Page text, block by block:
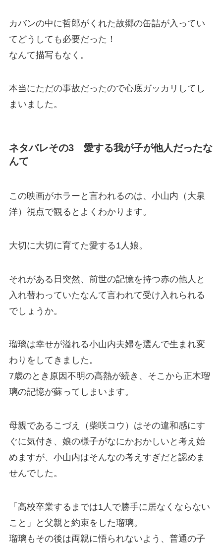
カバンの中に哲郎がくれた故郷の缶詰が入ってい
てどうしても必要だった！
なんて描写もなく。
本当にただの事故だったので心底ガッカリしてし
まいました。
ネタバレその3 愛する我が子が他人だったな
んて
この映画がホラーと言われるのは、小山内（大泉
洋）視点で観るとよくわかります。
大切に大切に育てた愛する1人娘。
それがある日突然、前世の記憶を持つ赤の他人と
入れ替わっていたなんて言われて受け入れられる
でしょうか。
瑠璃は幸せが溢れる小山内夫婦を選んで生まれ変
わりをしてきました。
7歳のとき原因不明の高熱が続き、そこから正木瑠
璃の記憶が蘇ってしまいます。
母親であるこづえ（柴咲コウ）はその違和感にす
ぐに気付き、娘の様子がなにかおかしいと考え始
めますが、小山内はそんなの考えすぎだと認めま
せんでした。
「高校卒業するまでは1人で勝手に居なくならない
こと」と父親と約束をした瑠璃。
瑠璃もその後は両親に悟られないよう、普通の子